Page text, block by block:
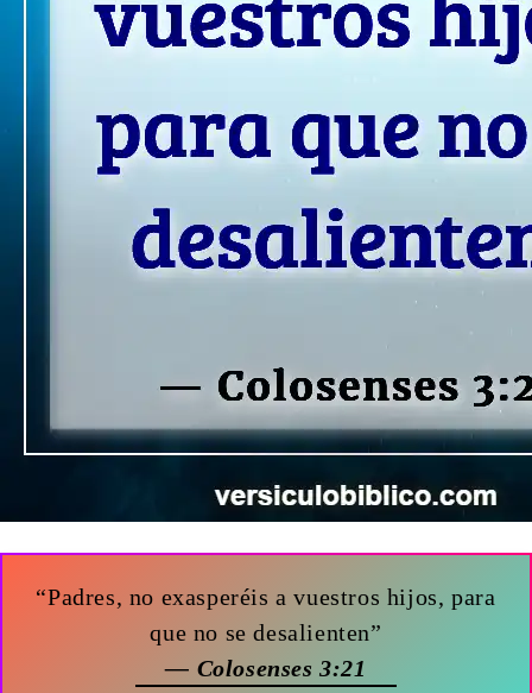
“Padres, no exasperéis a vuestros hijos, para
que no se desalienten”
— Colosenses 3:21